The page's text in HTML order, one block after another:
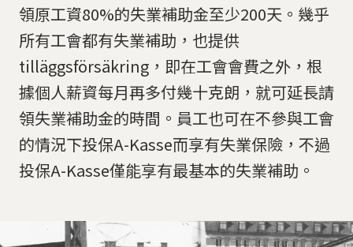
領原工資80%的失業補助金至少200天。幾乎
所有工會都有失業補助，也提供
tilläggsförsäkring，即在工會會費之外，根
據個人薪資每月再多付幾十克朗，就可延長請
領失業補助金的時間。員工也可在不參與工會
的情況下投保A-Kasse而享有失業保險，不過
投保A-Kasse僅能享有最基本的失業補助。